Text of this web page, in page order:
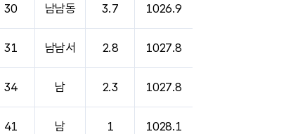
30 남남동 3.7 1026.9
31 남남서 2.8 1027.8
34 남 2.3 1027.8
41 남 1 1028.1